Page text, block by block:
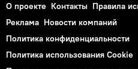
О проекте Контакты Правила
Реклама Новости компаний
Политика конфиденциальности
Политика использования Cookie